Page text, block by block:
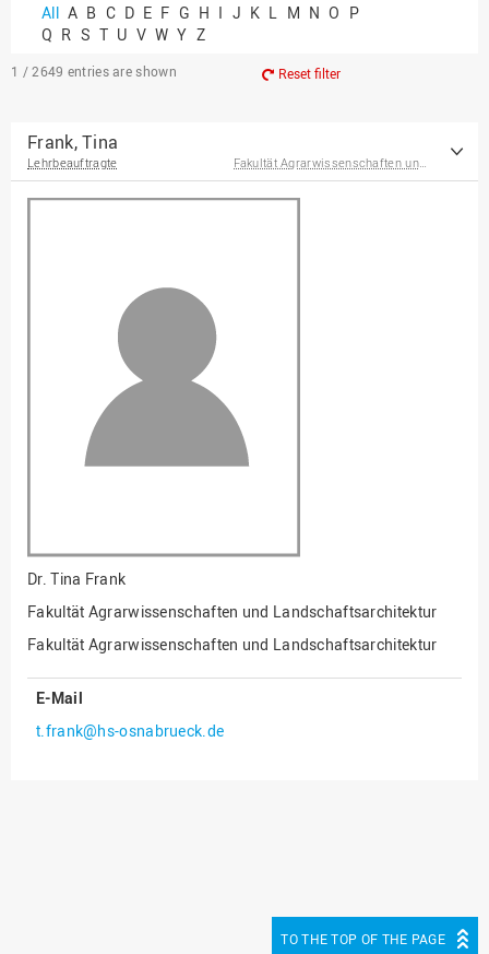
Chancengerechtigkeit
eLearning Competence
EU-Büro
Fakultät
Agrarwissenschaften und
und Informatik
Fakultät Management,
Kultur und Technik
Fakultät Wirtschafts- und
Sozialwissenschaften
Finanzen
Gesellschaftliches
Hochschulplanung/-
strategie
Professor*innen im
All A B C D E F G H I J K L M N O P
Q R S T U V W Y Z
1 / 2649 entries are shown Reset filter
Frank, Tina
Lehrbeauftragte Fakultät Agrarwissenschaften und Landschaftsarchitektur
Dr.Tina Frank
Fakultät Agrarwissenschaften und Landschaftsarchitektur
Fakultät Agrarwissenschaften und Landschaftsarchitektur
E-Mail
t.frank@hs-osnabrueck.de
TO THE TOP OF THE PAGE